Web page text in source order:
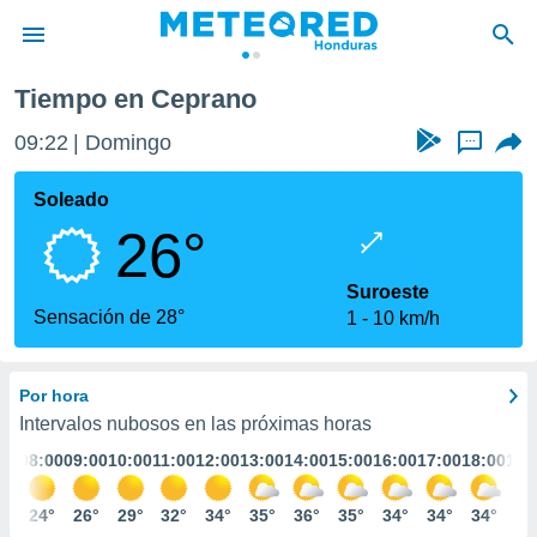
de
ha sido
calidad.
a este
las
y
digital
basada
Tiempo en Ceprano
09:22 Domingo ...
Soleado
26°
Sensación de 28°
Suroeste
1
10 km/h
Por hora
Intervalos nubosos en las próximas horas
08:00
24°
09:00
26°
10:00
29°
11:00
32°
12:00
34°
13:00
35°
14:00
36°
15:00
35°
16:00
34°
17:00
34°
18:00
34°